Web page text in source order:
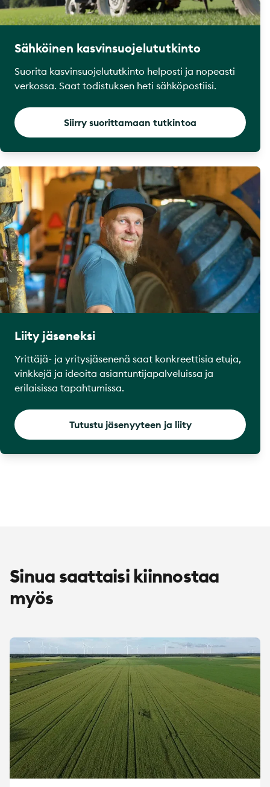
Sähköinen kasvinsuojelututkinto
Suorita kasvinsuojelututkinto helposti ja nopeasti
verkossa. Saat todistuksen heti sähköpostiisi.
Siirry suorittamaan tutkintoa
Liity jäseneksi
Yrittäjä- ja yritysjäsenenä saat konkreettisia etuja,
vinkkejä ja ideoita asiantuntijapalveluissa ja
erilaisissa tapahtumissa.
Tutustu jäsenyyteen ja liity
Sinua saattaisi kiinnostaa
myös